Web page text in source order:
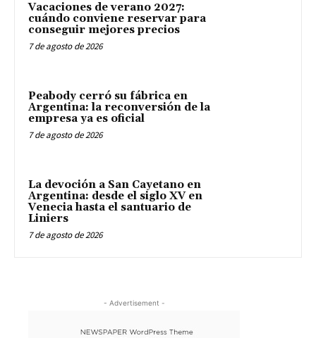
Vacaciones de verano 2027:
cuándo conviene reservar para
conseguir mejores precios
7 de agosto de 2026
Peabody cerró su fábrica en
Argentina: la reconversión de la
empresa ya es oficial
7 de agosto de 2026
La devoción a San Cayetano en
Argentina: desde el siglo XV en
Venecia hasta el santuario de
Liniers
7 de agosto de 2026
- Advertisement -